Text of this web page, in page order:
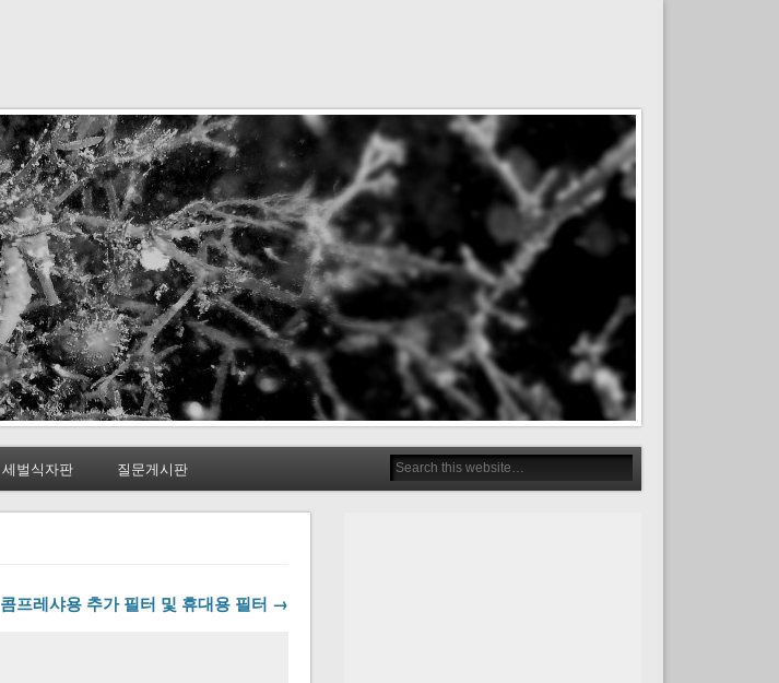
세벌식자판 질문게시판
콤프레샤용 추가 필터 및 휴대용 필터 →